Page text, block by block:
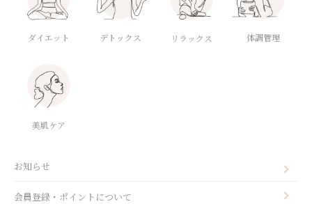
ダイエット デトックス リラックス 体調管理
美肌ケア
お知らせ
会員登録・ポイントについて